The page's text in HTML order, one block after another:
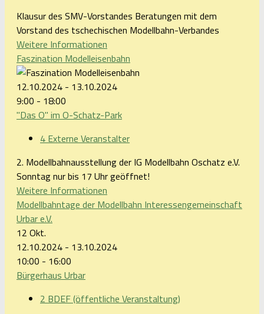
Klausur des SMV-Vorstandes Beratungen mit dem
Vorstand des tschechischen Modellbahn-Verbandes
Weitere Informationen
Faszination Modelleisenbahn
12.10.2024 - 13.10.2024
9:00 - 18:00
"Das O" im O-Schatz-Park
4 Externe Veranstalter
2. Modellbahnausstellung der IG Modellbahn Oschatz e.V.
Sonntag nur bis 17 Uhr geöffnet!
Weitere Informationen
Modellbahntage der Modellbahn Interessengemeinschaft
Urbar e.V.
12 Okt.
12.10.2024 - 13.10.2024
10:00 - 16:00
Bürgerhaus Urbar
2 BDEF (öffentliche Veranstaltung)